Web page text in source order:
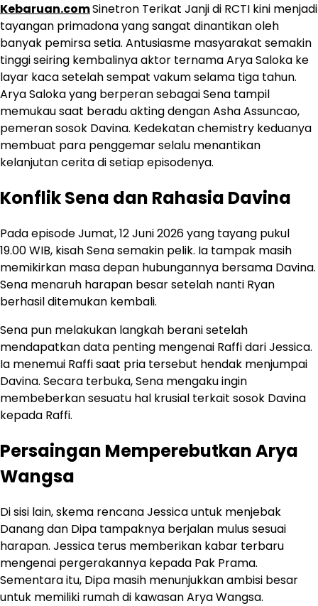
Kebaruan.comSinetron Terikat Janji di RCTI kini menjadi
tayangan primadona yang sangat dinantikan oleh
banyak pemirsa setia. Antusiasme masyarakat semakin
tinggi seiring kembalinya aktor ternama Arya Saloka ke
layar kaca setelah sempat vakum selama tiga tahun.
Arya Saloka yang berperan sebagai Sena tampil
memukau saat beradu akting dengan Asha Assuncao,
pemeran sosok Davina. Kedekatan chemistry keduanya
membuat para penggemar selalu menantikan
kelanjutan cerita di setiap episodenya.
Konflik Sena dan Rahasia Davina
Pada episode Jumat, 12 Juni 2026 yang tayang pukul
19.00 WIB, kisah Sena semakin pelik. Ia tampak masih
memikirkan masa depan hubungannya bersama Davina.
Sena menaruh harapan besar setelah nanti Ryan
berhasil ditemukan kembali.
Sena pun melakukan langkah berani setelah
mendapatkan data penting mengenai Raffi dari Jessica.
Ia menemui Raffi saat pria tersebut hendak menjumpai
Davina. Secara terbuka, Sena mengaku ingin
membeberkan sesuatu hal krusial terkait sosok Davina
kepada Raffi.
Persaingan Memperebutkan Arya
Wangsa
Di sisi lain, skema rencana Jessica untuk menjebak
Danang dan Dipa tampaknya berjalan mulus sesuai
harapan. Jessica terus memberikan kabar terbaru
mengenai pergerakannya kepada Pak Prama.
Sementara itu, Dipa masih menunjukkan ambisi besar
untuk memiliki rumah di kawasan Arya Wangsa.